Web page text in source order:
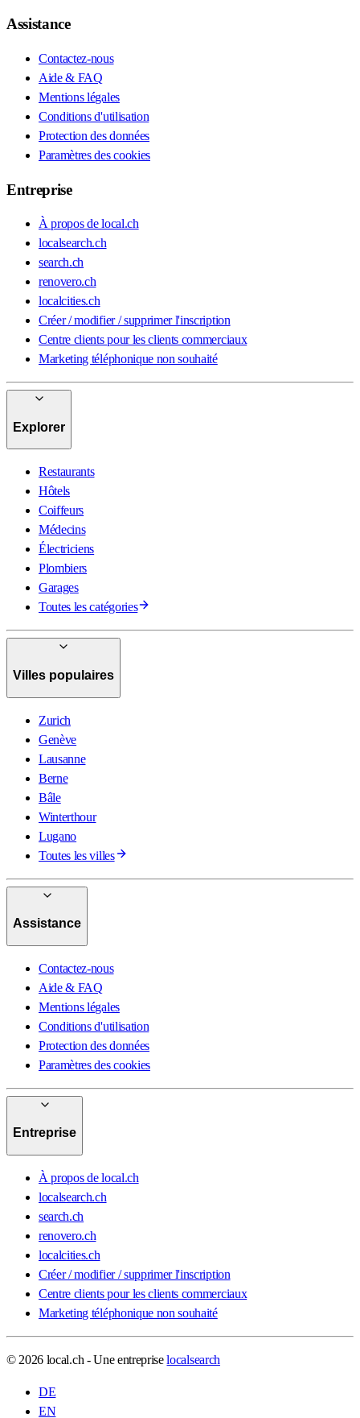
Assistance
Contactez-nous
Aide & FAQ
Mentions légales
Conditions d'utilisation
Protection des données
Paramètres des cookies
Entreprise
À propos de local.ch
localsearch.ch
search.ch
renovero.ch
localcities.ch
Créer / modifier / supprimer l'inscription
Centre clients pour les clients commerciaux
Marketing téléphonique non souhaité
Explorer
Restaurants
Hôtels
Coiffeurs
Médecins
Électriciens
Plombiers
Garages
Toutes les catégories
Villes populaires
Zurich
Genève
Lausanne
Berne
Bâle
Winterthour
Lugano
Toutes les villes
Assistance
Contactez-nous
Aide & FAQ
Mentions légales
Conditions d'utilisation
Protection des données
Paramètres des cookies
Entreprise
À propos de local.ch
localsearch.ch
search.ch
renovero.ch
localcities.ch
Créer / modifier / supprimer l'inscription
Centre clients pour les clients commerciaux
Marketing téléphonique non souhaité
© 2026 local.ch - Une entrepriselocalsearch
DE
EN